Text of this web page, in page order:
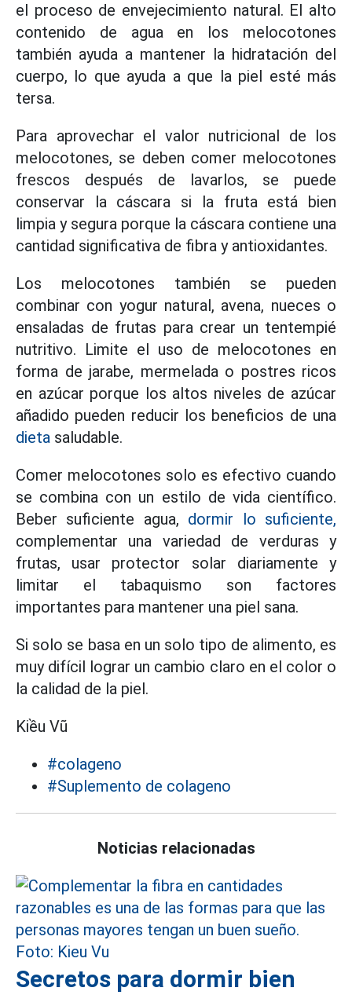
el proceso de envejecimiento natural. El alto
contenido de agua en los melocotones
también ayuda a mantener la hidratación del
cuerpo, lo que ayuda a que la piel esté más
tersa.
Para aprovechar el valor nutricional de los
melocotones, se deben comer melocotones
frescos después de lavarlos, se puede
conservar la cáscara si la fruta está bien
limpia y segura porque la cáscara contiene una
cantidad significativa de fibra y antioxidantes.
Los melocotones también se pueden
combinar con yogur natural, avena, nueces o
ensaladas de frutas para crear un tentempié
nutritivo. Limite el uso de melocotones en
forma de jarabe, mermelada o postres ricos
en azúcar porque los altos niveles de azúcar
añadido pueden reducir los beneficios de una
dieta saludable.
Comer melocotones solo es efectivo cuando
se combina con un estilo de vida científico.
Beber suficiente agua, dormir lo suficiente,
complementar una variedad de verduras y
frutas, usar protector solar diariamente y
limitar el tabaquismo son factores
importantes para mantener una piel sana.
Si solo se basa en un solo tipo de alimento, es
muy difícil lograr un cambio claro en el color o
la calidad de la piel.
Kiều Vũ
#colageno
#Suplemento de colageno
Noticias relacionadas
Secretos para dormir bien